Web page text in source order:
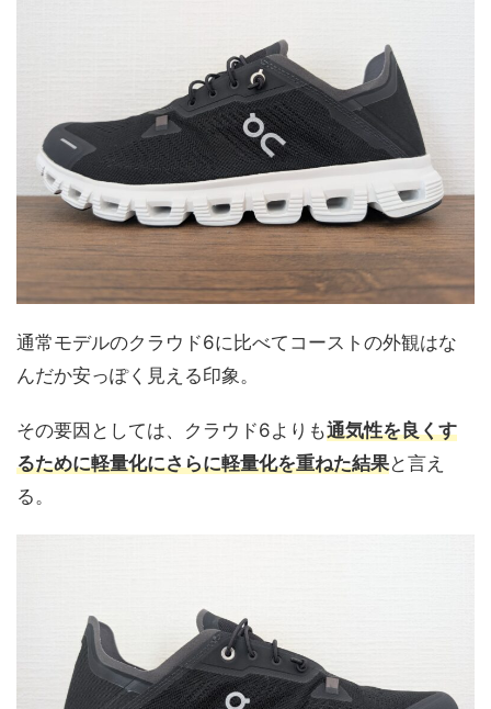
通常モデルのクラウド6に比べてコーストの外観はな
んだか安っぽく見える印象。
その要因としては、クラウド6よりも通気性を良くす
るために軽量化にさらに軽量化を重ねた結果と言え
る。